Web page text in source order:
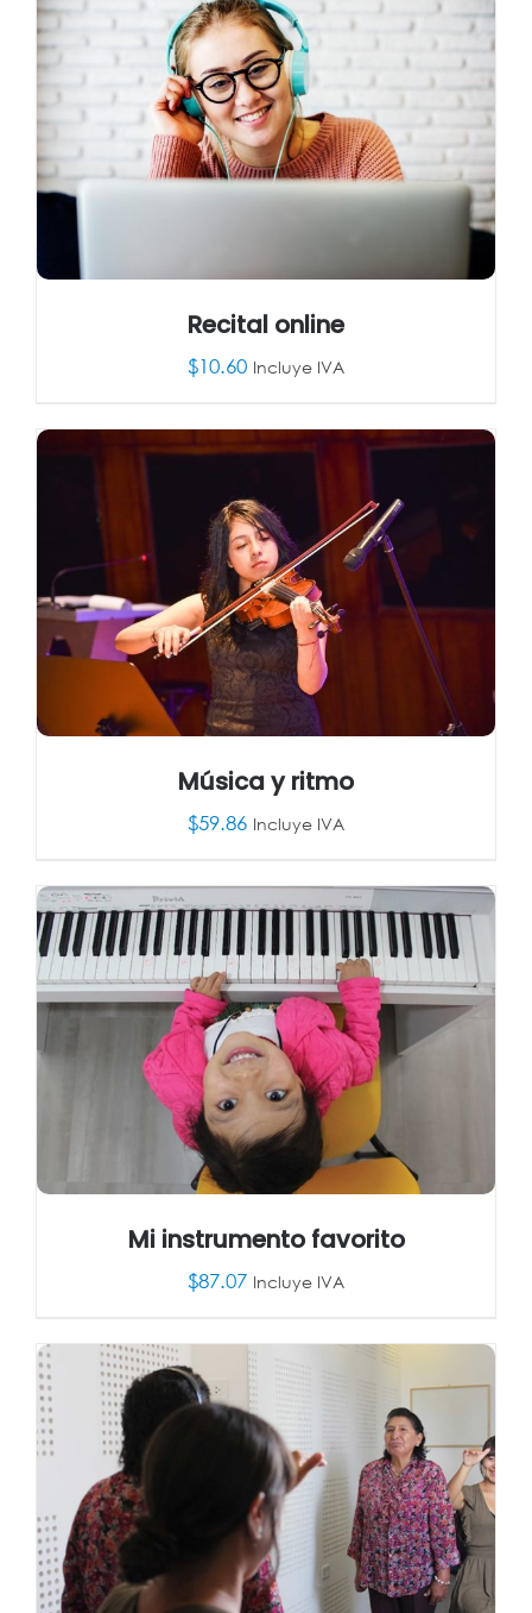
AÑADIR AL CARRITO DETALLES
Recital online
$10.60 Incluye IVA
AÑADIR AL CARRITO DETALLES
Música y ritmo
$59.86 Incluye IVA
AÑADIR AL CARRITO
Mi instrumento favorito
$87.07 Incluye IVA